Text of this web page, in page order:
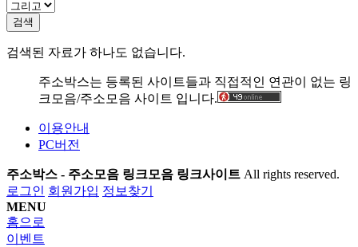
검색
검색된 자료가 하나도 없습니다.
주소박스는 등록된 사이트들과 직접적인 연관이 없는 링
크모음/주소모음 사이트 입니다.
이용안내
PC버전
주소박스 - 주소모음 링크모음 링크사이트 All rights reserved.
로그인 회원가입 정보찾기
MENU
홈으로
이벤트